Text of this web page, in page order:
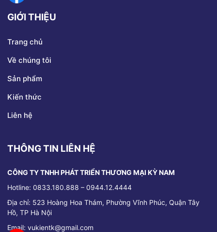
GIỚI THIỆU
Trang chủ
Về chúng tôi
Sản phẩm
Kiến thức
Liên hệ
THÔNG TIN LIÊN HỆ
CÔNG TY TNHH PHÁT TRIỂN THƯƠNG MẠI KỲ NAM
Hotline: 0833.180.888 – 0944.12.4444
Địa chỉ: 523 Hoàng Hoa Thám, Phường Vĩnh Phúc, Quận Tây
Hồ, TP Hà Nội
Email: vukientk@gmail.com